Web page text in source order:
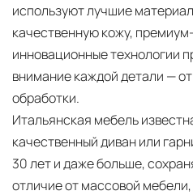
используют лучшие
качественную кожу,
инновационные технологии
внимание каждой детали —
обработки.
Итальянская мебель
качественный диван или
30 лет и даже больше,
отличие от массовой